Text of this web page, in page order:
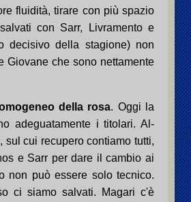
fluidità, tirare con più spazio
con Sarr, Livramento e
decisivo della stagione) non
Giovane che sono nettamente
della rosa. Oggi la
adeguatamente i titolari. Al-
sul cui recupero contiamo tutti,
e Sarr per dare il cambio ai
non può essere solo tecnico.
ci siamo salvati. Magari c'è